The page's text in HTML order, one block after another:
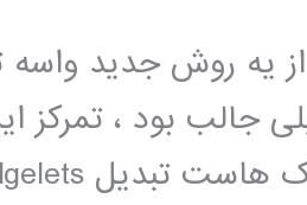
یه روش جدید واسه
جالب بود ، تمرکز